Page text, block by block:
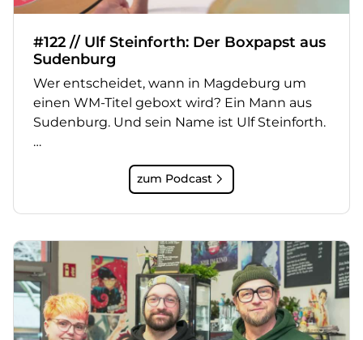
#122 // Ulf Steinforth: Der Boxpapst aus
Sudenburg
Wer entscheidet, wann in Magdeburg um
einen WM-Titel geboxt wird? Ein Mann aus
Sudenburg. Und sein Name ist Ulf Steinforth.
…
zum Podcast